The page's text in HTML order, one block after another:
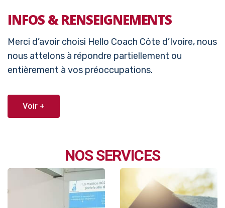
INFOS & RENSEIGNEMENTS
Merci d’avoir choisi Hello Coach Côte d’Ivoire, nous
nous attelons à répondre partiellement ou
entièrement à vos préoccupations.
Voir +
NOS SERVICES